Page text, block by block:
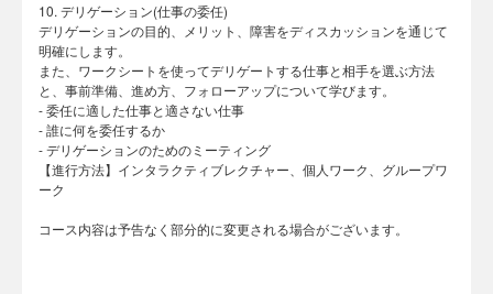
10. デリゲーション(仕事の委任)
デリゲーションの目的、メリット、障害をディスカッションを通じて
明確にします。
また、ワークシートを使ってデリゲートする仕事と相手を選ぶ方法
と、事前準備、進め方、フォローアップについて学びます。
- 委任に適した仕事と適さない仕事
- 誰に何を委任するか
- デリゲーションのためのミーティング
【進行方法】インタラクティブレクチャー、個人ワーク、グループワ
ーク
コース内容は予告なく部分的に変更される場合がございます。